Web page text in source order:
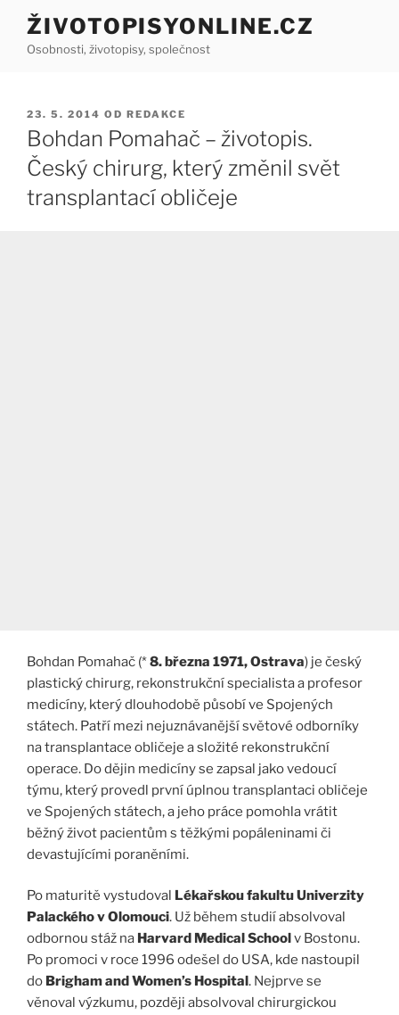
Přejít
obsahu
ŽIVOTOPISYONLINE.CZ
Osobnosti, životopisy, společnost
PUBLIKOVÁNO
23. 5. 2014 OD REDAKCE
Bohdan Pomahač – životopis.
Český chirurg, který změnil svět
transplantací obličeje
Bohdan Pomahač (*8. března 1971, Ostrava) je český
plastický chirurg, rekonstrukční specialista a profesor
medicíny, který dlouhodobě působí ve Spojených
státech. Patří mezi nejuznávanější světové odborníky
na transplantace obličeje a složité rekonstrukční
operace. Do dějin medicíny se zapsal jako vedoucí
týmu, který provedl první úplnou transplantaci obličeje
ve Spojených státech, a jeho práce pomohla vrátit
běžný život pacientům s těžkými popáleninami či
devastujícími poraněními.
Po maturitě vystudoval Lékařskou fakultu Univerzity
Palackého v Olomouci. Už během studií absolvoval
odbornou stáž na Harvard Medical Schoolv Bostonu.
Po promoci v roce 1996 odešel do USA, kde nastoupil
do Brigham and Women’s Hospital. Nejprve se
věnoval výzkumu, později absolvoval chirurgickou